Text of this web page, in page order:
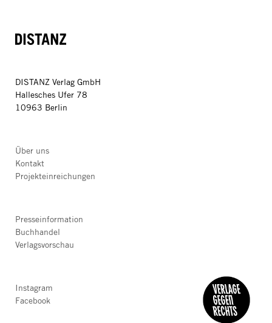
DISTANZ
DISTANZ Verlag GmbH
Hallesches Ufer 78
10963 Berlin
Über uns
Kontakt
Projekteinreichungen
Presseinformation
Buchhandel
Verlagsvorschau
Instagram
Facebook